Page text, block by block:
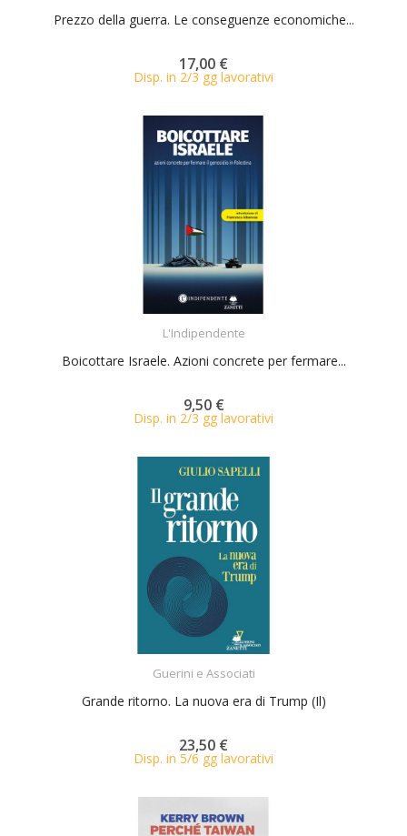
Prezzo della guerra. Le conseguenze economiche...
17,00 €
Disp. in 2/3 gg lavorativi
L'Indipendente
Boicottare Israele. Azioni concrete per fermare...
9,50 €
Disp. in 2/3 gg lavorativi
Guerini e Associati
Grande ritorno. La nuova era di Trump (Il)
23,50 €
Disp. in 5/6 gg lavorativi